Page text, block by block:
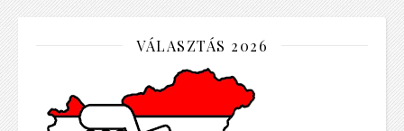
VÁLASZTÁS 2026